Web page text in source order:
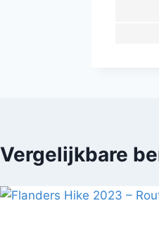
Vergelijkbare